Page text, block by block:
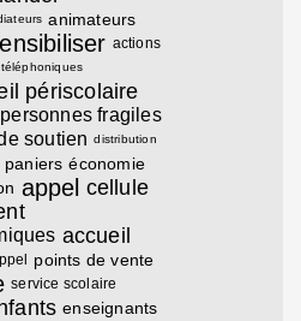
animateurs
actions
périscolaire
personnes fragiles
soutien distribution
paniers économie
appel cellule
accueil
points de vente
service scolaire
enseignants